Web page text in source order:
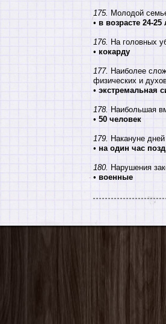
175. Молодой
• в возрасте 24-
176. На головных
• кокарду
177. Наиболее
физических и
• экстремальная
178. Наибольшая
• 50 человек
179. Накануне
• на один час
180. Нарушения
• военные